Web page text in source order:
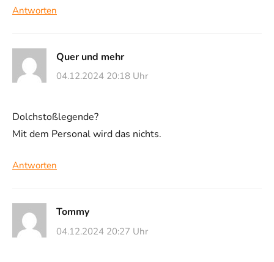
Antworten
Quer und mehr
04.12.2024 20:18 Uhr
Dolchstoßlegende?
Mit dem Personal wird das nichts.
Antworten
Tommy
04.12.2024 20:27 Uhr